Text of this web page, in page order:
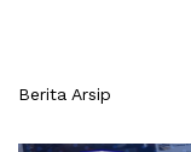
Berita Arsip